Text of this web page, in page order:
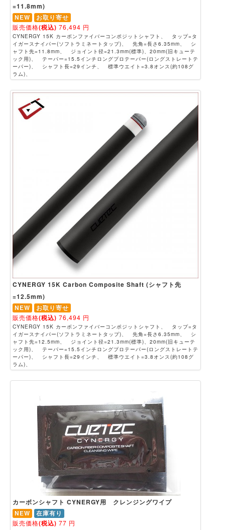
=11.8mm)
NEW
お取り寄せ
販売価格(税込) 76,494 円
CYNERGY 15K カーボンファイバーコンポジットシャフト、 タップ=タ
イガースナイパー(ソフトラミネートタップ)、 先角=長さ6.35mm、 シ
ャフト先=11.8mm、 ジョイント径=21.3mm(標準)、20mm(旧キューテ
ック用)、 テーパー=15.5インチロングプロテーパー(ロングストレートテ
ーパー)、 シャフト長=29インチ、 標準ウエイト=3.8オンス(約108グ
ラム)、
CYNERGY 15K Carbon Composite Shaft (シャフト先
=12.5mm)
NEW
お取り寄せ
販売価格(税込) 76,494 円
CYNERGY 15K カーボンファイバーコンポジットシャフト、 タップ=タ
イガースナイパー(ソフトラミネートタップ)、 先角=長さ6.35mm、 シ
ャフト先=12.5mm、 ジョイント径=21.3mm(標準)、20mm(旧キューテ
ック用)、 テーパー=15.5インチロングプロテーパー(ロングストレートテ
ーパー)、 シャフト長=29インチ、 標準ウエイト=3.8オンス(約108グ
ラム)、
カーボンシャフト CYNERGY用 クレンジングワイプ
NEW
在庫有り
販売価格(税込) 77 円